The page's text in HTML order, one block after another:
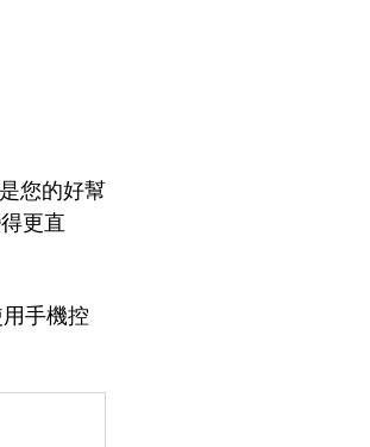
您的好幫
更直
手機控